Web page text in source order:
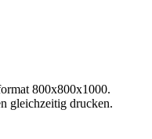
800x800x1000.
gleichzeitig drucken.